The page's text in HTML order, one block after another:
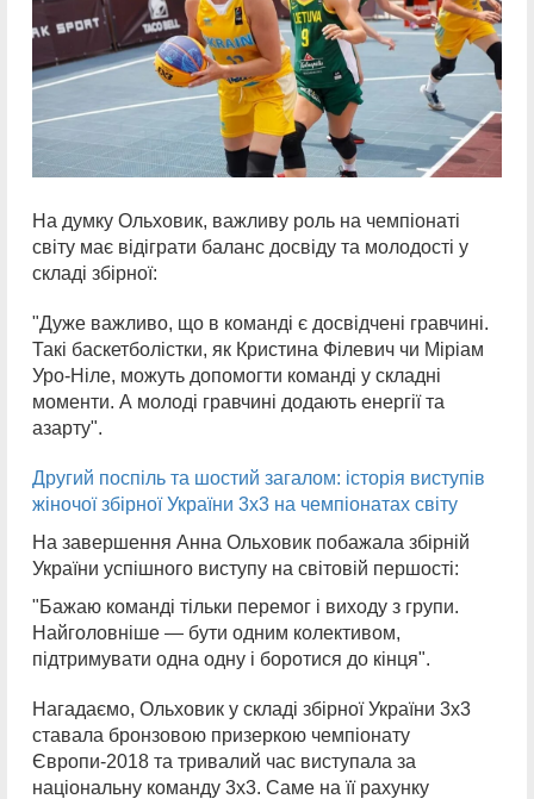
На думку Ольховик, важливу роль на чемпіонаті
світу має відіграти баланс досвіду та молодості у
складі збірної:
"Дуже важливо, що в команді є досвідчені гравчині.
Такі баскетболістки, як Кристина Філевич чи Міріам
Уро-Ніле, можуть допомогти команді у складні
моменти. А молоді гравчині додають енергії та
азарту".
Другий поспіль та шостий загалом: історія виступів
жіночої збірної України 3х3 на чемпіонатах світу
На завершення Анна Ольховик побажала збірній
України успішного виступу на світовій першості:
"Бажаю команді тільки перемог і виходу з групи.
Найголовніше — бути одним колективом,
підтримувати одна одну і боротися до кінця".
Нагадаємо, Ольховик у складі збірної України 3х3
ставала бронзовою призеркою чемпіонату
Європи-2018 та тривалий час виступала за
національну команду 3х3. Саме на її рахунку